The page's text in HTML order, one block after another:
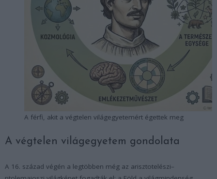
A férfi, akit a végtelen világegyetemért égettek meg
A végtelen világegyetem gondolata
A 16. század végén a legtöbben még az arisztotelészi–